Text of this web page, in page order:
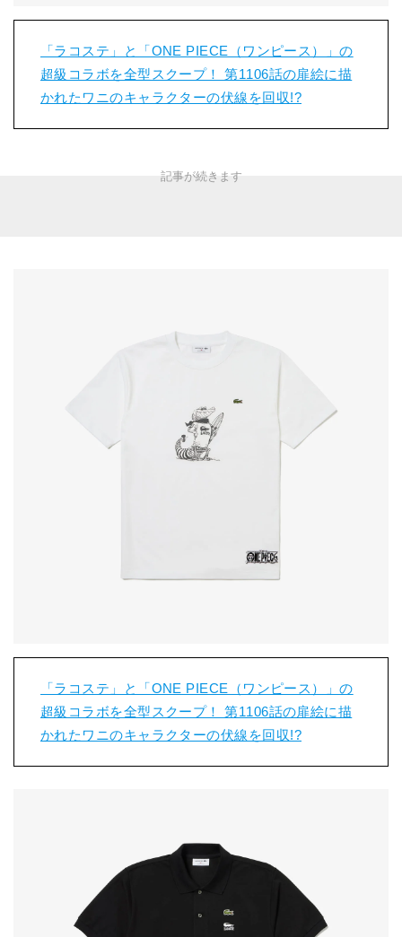
「ラコステ」と「ONE PIECE（ワンピース）」の
超級コラボを全型スクープ！ 第1106話の扉絵に描
かれたワニのキャラクターの伏線を回収!?
「ラコステ」と「ONE PIECE（ワンピース）」の
超級コラボを全型スクープ！ 第1106話の扉絵に描
かれたワニのキャラクターの伏線を回収!?